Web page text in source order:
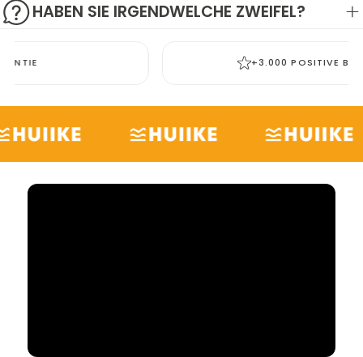
HABEN SIE IRGENDWELCHE ZWEIFEL?
+3.000 POSITIVE BEWERTUNGEN